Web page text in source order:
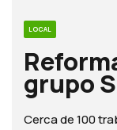
LOCAL
grupo
Cerca de 100